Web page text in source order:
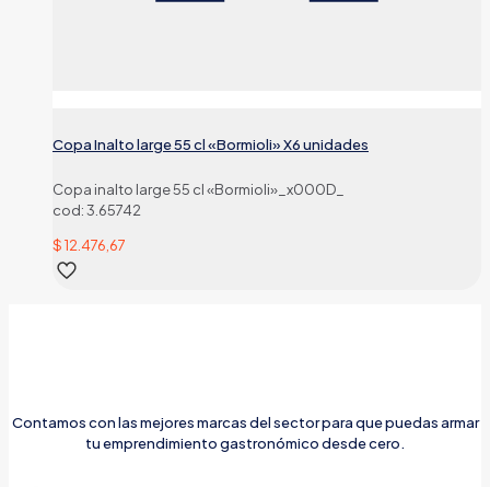
Copa Inalto large 55 cl «Bormioli» X6 unidades
Copa inalto large 55 cl «Bormioli»_x000D_
cod: 3.65742
$12.476,67
Contamos con las mejores marcas del sector para que puedas armar
tu emprendimiento gastronómico desde cero.